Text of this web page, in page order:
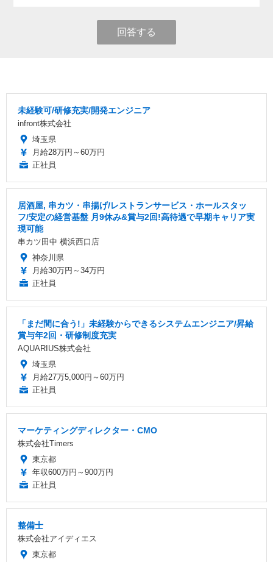
回答する
未経験可/研修充実/開発エンジニア
infront株式会社
埼玉県
月給28万円～60万円
正社員
居酒屋, 串カツ・串揚げ/レストランサービス・ホールスタッ
フ/安定の経営基盤 月9休み&賞与2回!高待遇で早期キャリア実
現可能
串カツ田中 横浜西口店
神奈川県
月給30万円～34万円
正社員
「まだ間に合う!」未経験からできるシステムエンジニア/昇給
賞与年2回・研修制度充実
AQUARIUS株式会社
埼玉県
月給27万5,000円～60万円
正社員
マーケティングディレクター・CMO
株式会社Timers
東京都
年収600万円～900万円
正社員
整備士
株式会社アイディエス
東京都